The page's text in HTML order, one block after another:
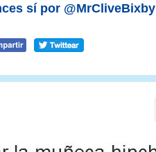
sí por @MrCliveBixby